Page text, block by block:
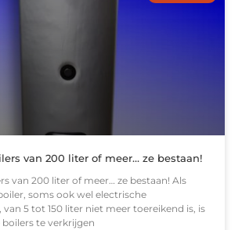
van 200 liter of meer… ze bestaan!
van 200 liter of meer… ze bestaan! Als
soms ook wel electrische
5 tot 150 liter niet meer toereikend is, is
te verkrijgen